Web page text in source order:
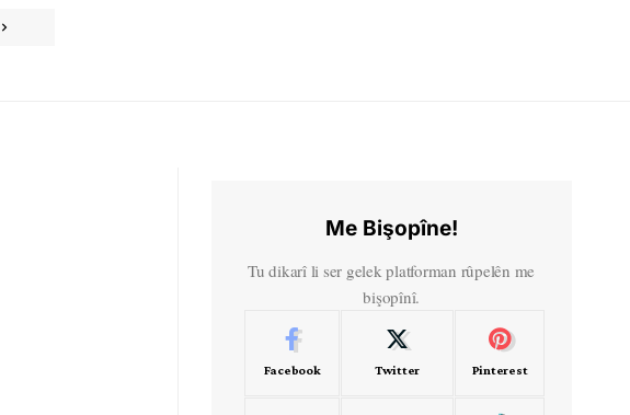
Me Bişopîne!
Tu dikarî li ser gelek platforman rûpelên me
bişopînî.
Facebook Twitter Pinterest